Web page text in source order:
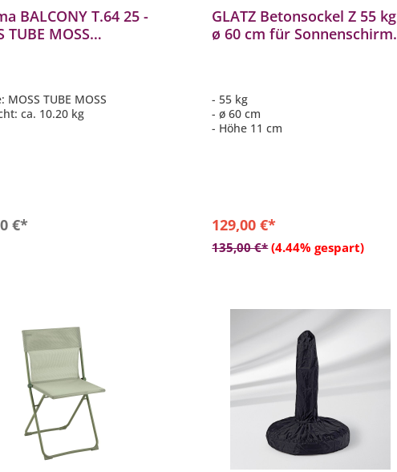
BALCONY T.64 25 -
TUBE MOSS
MOSS TUBE MOSS
ca. 10.20 kg
€*
In den Warenkorb
GLATZ Betonsockel Z 55 kg
ø 60 cm für Sonnenschirm
- 55 kg
- ø 60 cm
- Höhe 11 cm
129,00 €*
135,00 €* (4.44% gespart)
In den Warenkorb